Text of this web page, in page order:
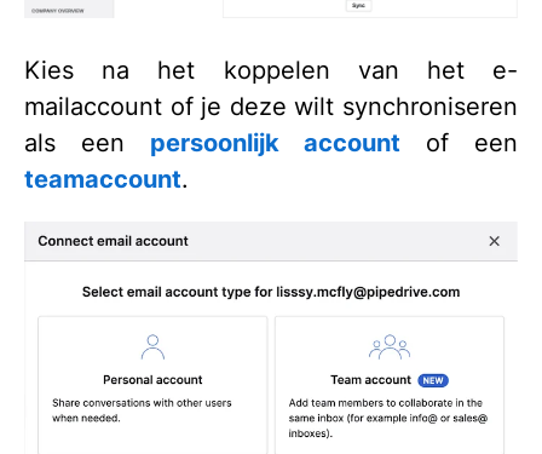
Kies na het koppelen van het e-
mailaccount of je deze wilt synchroniseren
als een persoonlijk account of een
teamaccount.